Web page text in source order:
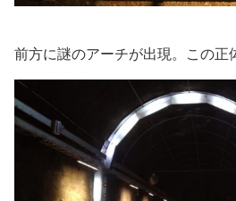
前方に謎のアーチが出現。この正